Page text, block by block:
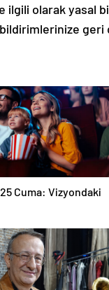
ilgili olarak yasal
geri
Cuma: Vizyondaki